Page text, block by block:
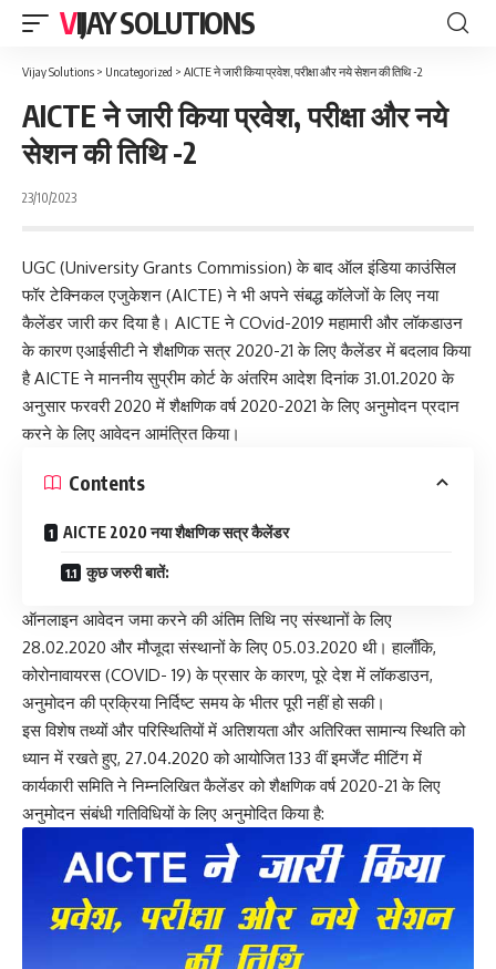
VIJAY SOLUTIONS
Vijay Solutions > Uncategorized > AICTE ने जारी किया प्रवेश, परीक्षा और नये सेशन की तिथि -2
AICTE ने जारी किया प्रवेश, परीक्षा और नये
सेशन की तिथि -2
23/10/2023
UGC (University Grants Commission) के बाद ऑल इंडिया काउंसिल
फॉर टेक्निकल एजुकेशन (AICTE) ने भी अपने संबद्ध कॉलेजों के लिए नया
कैलेंडर जारी कर दिया है। AICTE ने COvid-2019 महामारी और लॉकडाउन
के कारण एआईसीटी ने शैक्षणिक सत्र 2020-21 के लिए कैलेंडर में बदलाव किया
है AICTE ने माननीय सुप्रीम कोर्ट के अंतरिम आदेश दिनांक 31.01.2020 के
अनुसार फरवरी 2020 में शैक्षणिक वर्ष 2020-2021 के लिए अनुमोदन प्रदान
करने के लिए आवेदन आमंत्रित किया।
Contents
AICTE 2020 नया शैक्षणिक सत्र कैलेंडर
कुछ जरुरी बातें:
ऑनलाइन आवेदन जमा करने की अंतिम तिथि नए संस्थानों के लिए
28.02.2020 और मौजूदा संस्थानों के लिए 05.03.2020 थी। हालाँकि,
कोरोनावायरस (COVID- 19) के प्रसार के कारण, पूरे देश में लॉकडाउन,
अनुमोदन की प्रक्रिया निर्दिष्ट समय के भीतर पूरी नहीं हो सकी।
इस विशेष तथ्यों और परिस्थितियों में अतिशयता और अतिरिक्त सामान्य स्थिति को
ध्यान में रखते हुए, 27.04.2020 को आयोजित 133 वीं इमर्जेंट मीटिंग में
कार्यकारी समिति ने निम्नलिखित कैलेंडर को शैक्षणिक वर्ष 2020-21 के लिए
अनुमोदन संबंधी गतिविधियों के लिए अनुमोदित किया है: